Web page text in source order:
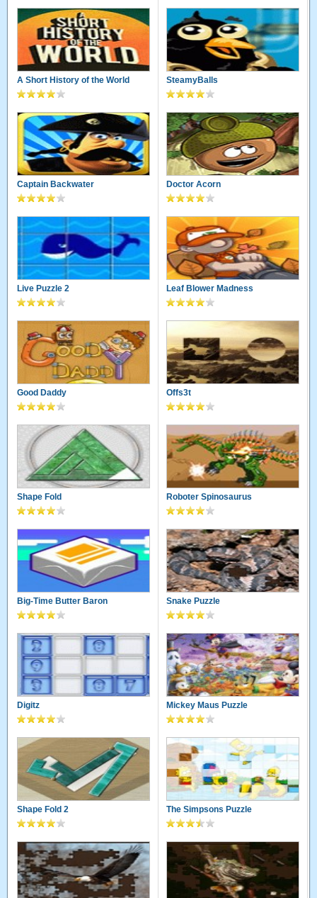
A Short History of the World SteamyBalls
Captain Backwater Doctor Acorn
Live Puzzle 2 Leaf Blower Madness
Good Daddy Offs3t
Shape Fold Roboter Spinosaurus
Big-Time Butter Baron Snake Puzzle
Digitz Mickey Maus Puzzle
Shape Fold 2 The Simpsons Puzzle